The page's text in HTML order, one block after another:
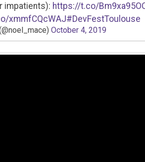
impatients): https://t.co/
xmmfCQcWAJ#DevFestToulouse
October 4, 2019